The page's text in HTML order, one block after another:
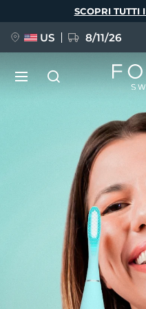
SCOPRI TUTTI
US 8/11/26
FAQ™ Pure Beauty-
BREAKING NEWS
issa™ Teeth
Français
简体中